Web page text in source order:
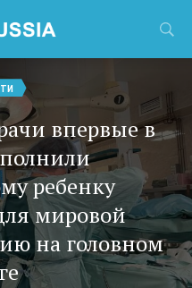
впервые в
ребенку
мировой
на головном